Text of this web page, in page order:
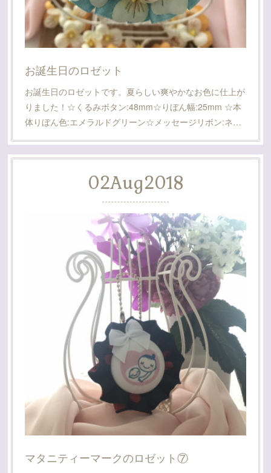
お誕生日のロゼット
お誕生日のロゼットです。夏らしい爽やかなお色に仕上が
りました！☆くるみボタン:48mm☆りぼん幅:25mm ☆本
体りぼん色:エメラルドグリーン☆メッセージリボン:ネ…
02Aug2018
マタニティーマークのロゼット⑦